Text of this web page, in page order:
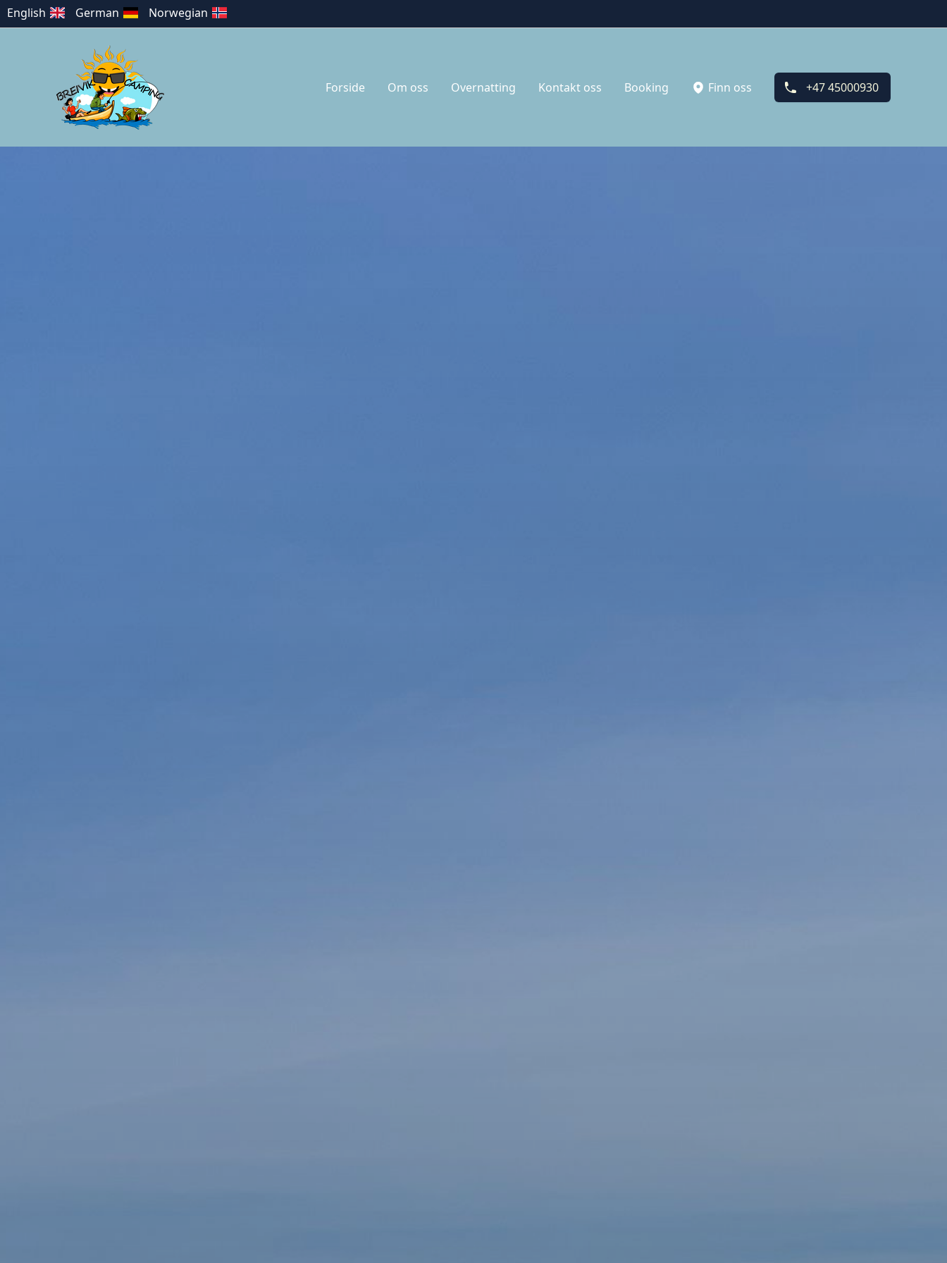
English German Norwegian
Forside Om oss Overnatting Kontakt oss Booking Finn oss +47 45000930